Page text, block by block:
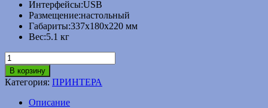
Интерфейсы:USB
Размещение:настольный
Габариты:337x180x220 мм
Вес:5.1 кг
Количество
товара
Принтер
Pantum
P2207
В корзину
Категория: ПРИНТЕРА
Описание